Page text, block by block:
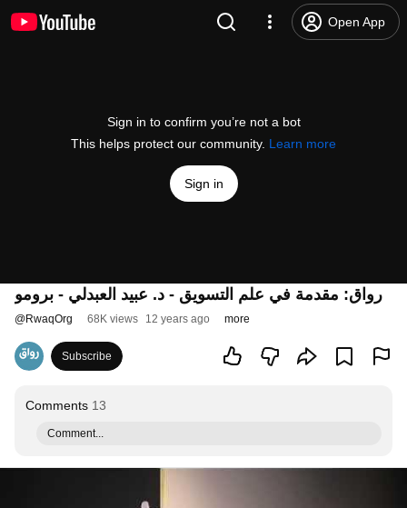
Open App
Sign in to confirm you’re not a bot
This helps protect our community. Learn more
Sign in
رواق: مقدمة في علم التسويق - د. عبيد العبدلي - برومو
@RwaqOrg 68K views 12 years ago more
Subscribe
Comments 13
Comment...